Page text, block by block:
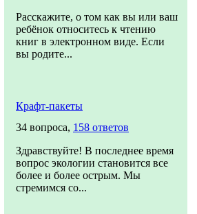
Расскажите, о том как вы или ваш
ребёнок относитесь к чтению
книг в электронном виде. Если
вы родите...
Крафт-пакеты
34 вопроса, 158 ответов
Здравствуйте! В последнее время
вопрос экологии становится все
более и более острым. Мы
стремимся со...